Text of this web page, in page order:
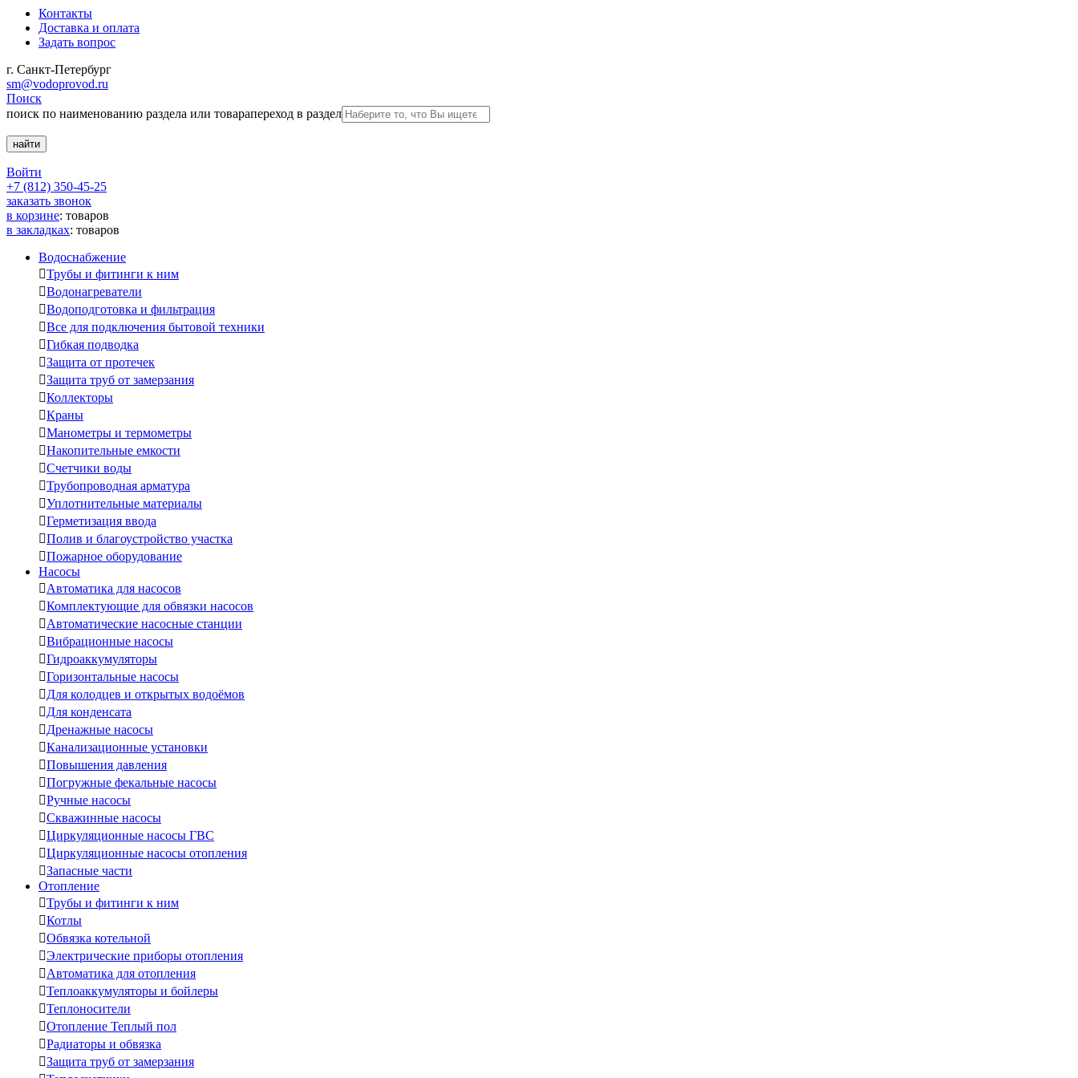
Контакты
Доставка и оплата
Задать вопрос
г. Санкт-Петербург
sm@vodoprovod.ru
Поиск
поиск по наименованию раздела или товарапереход в раздел
Войти
+7 (812) 350-45-25
заказать звонок
в корзине: товаров
в закладках: товаров
Водоснабжение
Трубы и фитинги к ним
Водонагреватели
Водоподготовка и фильтрация
Все для подключения бытовой техники
Гибкая подводка
Защита от протечек
Защита труб от замерзания
Коллекторы
Краны
Манометры и термометры
Накопительные емкости
Счетчики воды
Трубопроводная арматура
Уплотнительные материалы
Герметизация ввода
Полив и благоустройство участка
Пожарное оборудование
Насосы
Автоматика для насосов
Комплектующие для обвязки насосов
Автоматические насосные станции
Вибрационные насосы
Гидроаккумуляторы
Горизонтальные насосы
Для колодцев и открытых водоёмов
Для конденсата
Дренажные насосы
Канализационные установки
Повышения давления
Погружные фекальные насосы
Ручные насосы
Скважинные насосы
Циркуляционные насосы ГВС
Циркуляционные насосы отопления
Запасные части
Отопление
Трубы и фитинги к ним
Котлы
Обвязка котельной
Электрические приборы отопления
Автоматика для отопления
Теплоаккумуляторы и бойлеры
Теплоносители
Отопление Теплый пол
Радиаторы и обвязка
Защита труб от замерзания